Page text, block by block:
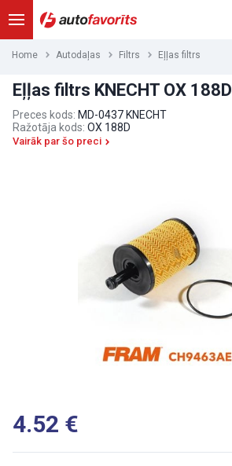
Home Autodaļas Filtrs Eļļas filtrs
Eļļas filtrs KNECHT OX 188D
Preces kods: MD-0437 KNECHT
Ražotāja kods: OX 188D
Vairāk par šo preci
4.52